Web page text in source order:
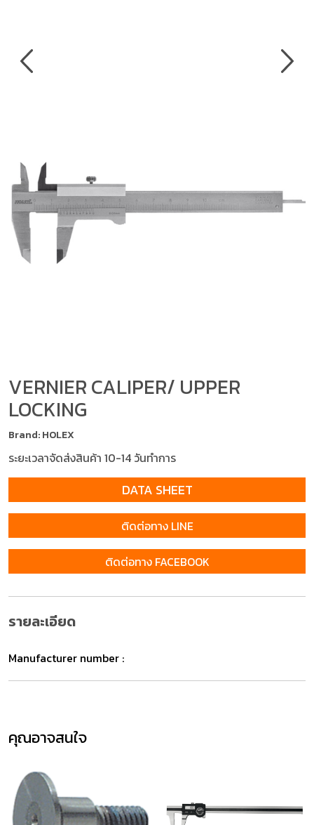
VERNIER CALIPER/ UPPER
LOCKING
Brand: HOLEX
ระยะเวลาจัดส่งสินค้า 10-14 วันทำการ
DATA SHEET
ติดต่อทาง LINE
ติดต่อทาง FACEBOOK
รายละเอียด
Manufacturer number :
คุณอาจสนใจ